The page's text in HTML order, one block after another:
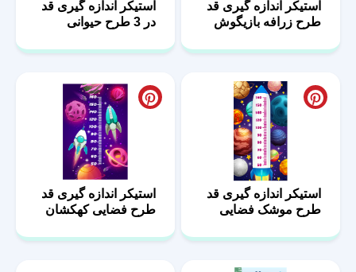
استیکر اندازه گیری قد
طرح زرافه بازیگوش
استیکر اندازه گیری قد
در 3 طرح حیوانی
استیکر اندازه گیری قد
طرح موشک فضایی
استیکر اندازه گیری قد
طرح فضایی کهکشان